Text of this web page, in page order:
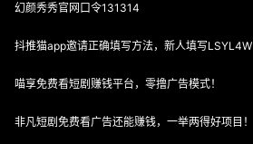
幻颜秀秀官网口令131314
抖推猫app邀请正确填写方法，新人填写LSYL4W
喵享免费看短剧赚钱平台，零撸广告模式！
非凡短剧免费看广告还能赚钱，一举两得好项目！